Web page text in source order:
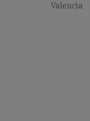
Valencia